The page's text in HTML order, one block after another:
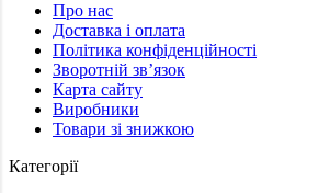
Про нас
Доставка і оплата
Політика конфіденційності
Зворотній зв’язок
Карта сайту
Виробники
Товари зі знижкою
Категорії